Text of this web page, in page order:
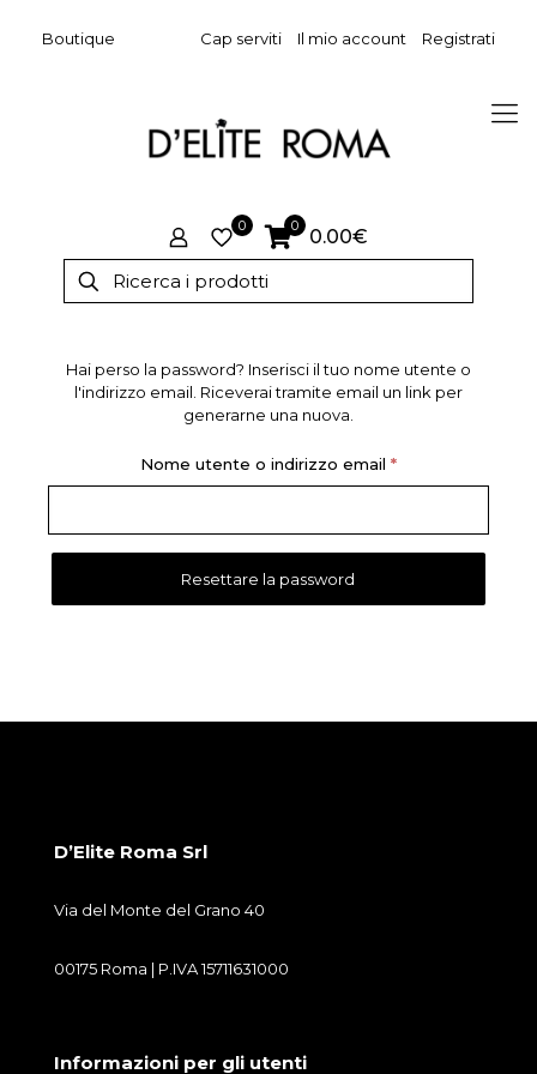
Boutique Cap serviti Il mio account Registrati
0 0 0.00€
Hai perso la password? Inserisci il tuo nome utente o
l'indirizzo email. Riceverai tramite email un link per
generarne una nuova.
Nome utente o indirizzo email *Richiesto
Resettare la password
D’Elite Roma Srl
Via del Monte del Grano 40
00175 Roma | P.IVA 15711631000
Informazioni per gli utenti